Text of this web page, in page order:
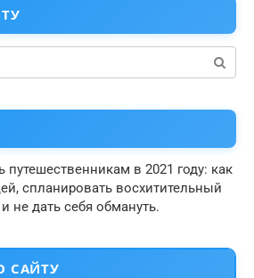
путешественникам в 2021 году: как
спланировать восхитительный
не дать себя обмануть.
САЙТУ